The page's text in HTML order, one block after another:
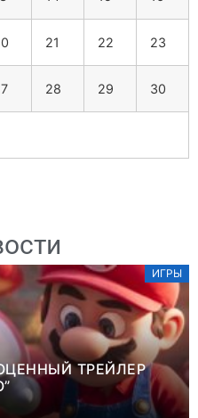
21 22 23
28 29 30
ИГРЫ
ТРЕЙЛЕР